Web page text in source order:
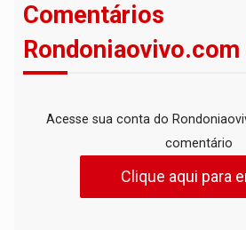
Comentários
Acesse sua conta do
comentário
Clique aqui para